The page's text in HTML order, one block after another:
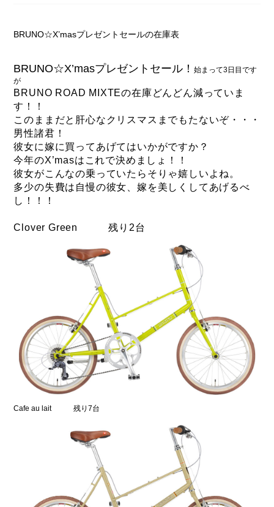
GIOS（ジオス）
MASI（マージ）
PASHLEY（パシュレー）
RITEWAY（ライトウェイ）
tern（ターン）
tern Crest
tern SURGE
tern SURGE UNO
マルイのかわいいキャップ
BRUNO☆X’masプレゼントセールの在庫表
BRUNO☆X’masプレゼントセール！始まって3日目です
が
BRUNO ROAD MIXTEの在庫どんどん減っていま
す！！
このままだと肝心なクリスマスまでもたないぞ・・・
男性諸君！
彼女に嫁に買ってあげてはいかがですか？
今年のX’masはこれで決めましょ！！
彼女がこんなの乗っていたらそりゃ嬉しいよね。
多少の失費は自慢の彼女、嫁を美しくしてあげるべ
し！！！
Clover Green 残り2台
Cafe au lait 残り7台